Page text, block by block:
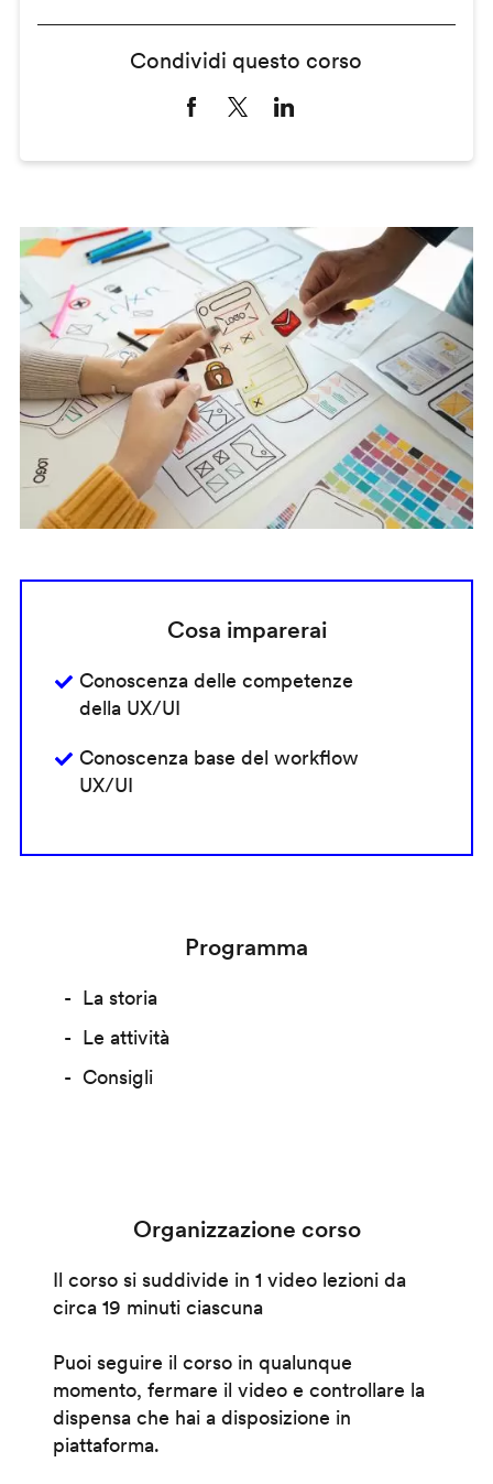
Condividi questo corso
Cosa imparerai
Conoscenza delle competenze
della UX/UI
Conoscenza base del workflow
UX/UI
Programma
La storia
Le attività
Consigli
Organizzazione corso
Il corso si suddivide in 1 video lezioni da
circa 19 minuti ciascuna
Puoi seguire il corso in qualunque
momento, fermare il video e controllare la
dispensa che hai a disposizione in
piattaforma.